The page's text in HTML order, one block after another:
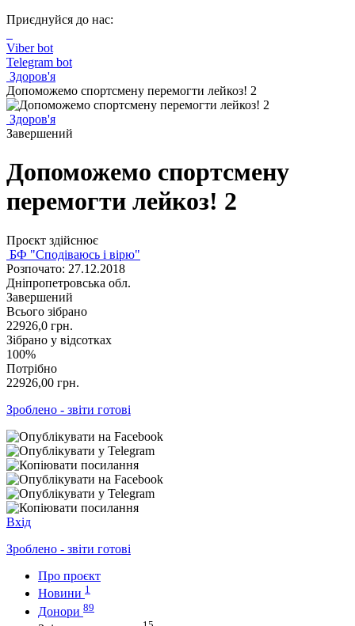
Приєднуйся до нас:
Viber bot
Telegram bot
Здоров'я
Допоможемо спортсмену перемогти лейкоз! 2
Здоров'я
Завершений
Допоможемо спортсмену
перемогти лейкоз! 2
Проєкт здійснює
БФ "Сподіваюсь і вірю"
Розпочато: 27.12.2018
Дніпропетровська обл.
Завершений
Всього зібрано
22926,0 грн.
Зібрано у відсотках
100%
Потрібно
22926,00 грн.
Зроблено - звіти готові
Вхід
Зроблено - звіти готові
Про проєкт
Новини 1
Донори 89